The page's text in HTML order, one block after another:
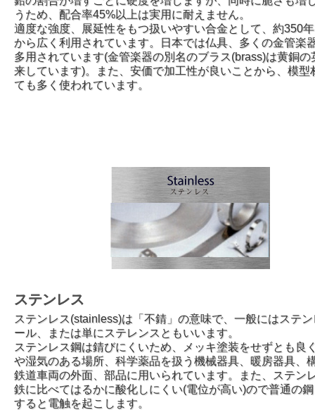
うため、配合率45%以上は実用に耐えません。
適度な強度、展延性をもつ扱いやすい合金として、約350
から広く利用されています。日本では仏具、多くの金管楽
多用されています(金管楽器の別名のブラス(brass)は黄銅の
来しています)。また、安価で加工性が良いことから、模型
ても多く使われています。
ステンレス
ステンレス(stainless)は「不錆」の意味で、一般にはステ
ール、または単にステレンスともいいます。
ステンレス鋼は錆びにくいため、メッキ塗装をせずとも良
や湿気のある場所、科学薬品を扱う機械器具、暖房器具、
鉄道車両の外面、部品に用いられています。また、ステン
鉄に比べてはるかに酸化しにくい(電位が高い)ので普通の
すると電触を起こします。